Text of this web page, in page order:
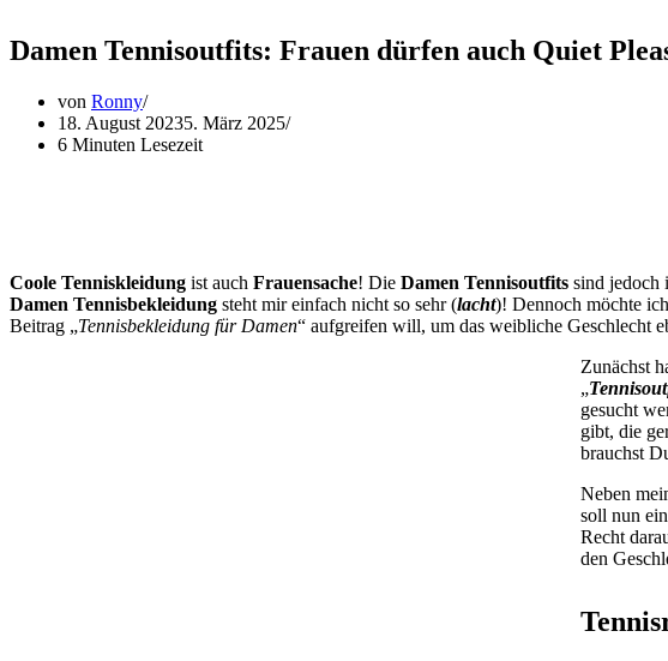
Damen Tennisoutfits: Frauen dürfen auch Quiet
von Ronny
18. August 20235. März 2025
6 Minuten Lesezeit
Coole Tenniskleidung ist auch Frauensache! Die Damen Tennisoutfits sind jedoch
Damen Tennisbekleidung steht mir einfach nicht so sehr (lacht)! Dennoch möchte
Beitrag „Tennisbekleidung für Damen“ aufgreifen will, um das weibliche Geschlecht
Zunächst
„
gesucht
gibt, die
brauchst
Neben
soll nun
Recht
den